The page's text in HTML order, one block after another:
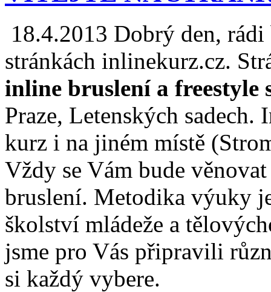
18.4.2013 Dobrý den,
stránkách inlinekurz.cz.
inline bruslení a freestyle
Praze, Letenských
kurz i na jiném místě
Vždy se Vám bude
bruslení. Metodika výuky
školství mládeže a
jsme pro Vás připravili
si každý vybere.